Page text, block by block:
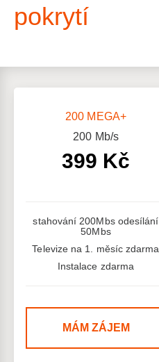
pokrytí
200 MEGA+
200 Mb/s
399 Kč
stahování 200Mbs odesílání
50Mbs
Televize na 1. měsíc zdarma
Instalace zdarma
MÁM ZÁJEM